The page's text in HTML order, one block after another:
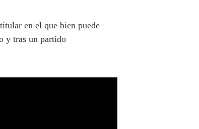
en el que bien puede
y tras un partido